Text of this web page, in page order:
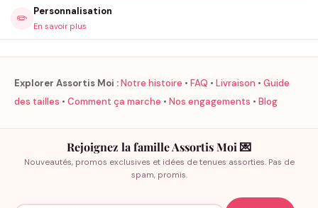
✏️
Personnalisation
En savoir plus
Explorer Assortis Moi :Notre histoire • FAQ • Livraison • Guide
des tailles • Comment ça marche • Nos engagements • Blog
Rejoignez la famille Assortis Moi 💌
Nouveautés, promos exclusives et idées de tenues assorties. Pas de
spam, promis.